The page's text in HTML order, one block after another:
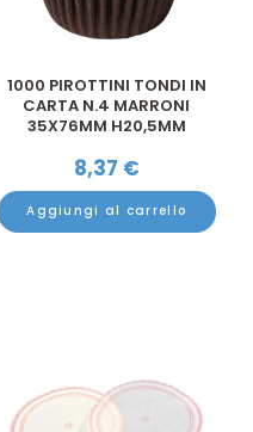
1000 PIROTTINI TONDI IN
CARTA N.4 MARRONI
35X76MM H20,5MM
8,37 €
Aggiungi al carrello